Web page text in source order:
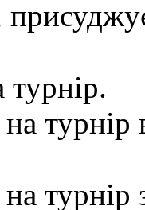
турнір.
на
на